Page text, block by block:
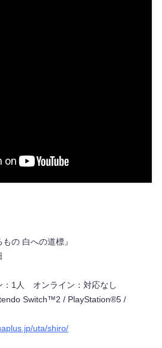
の 白への道標』
1 人 オンライン：対応なし
Switch™2 / PlayStation®5 /
uta/shiro/